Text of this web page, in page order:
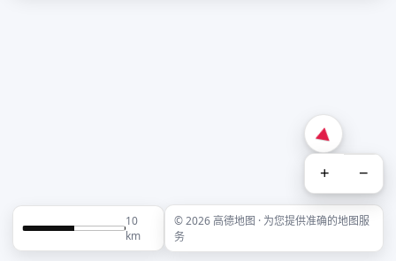
+ −
10
km
© 2026 高德地图 · 为您提供准确的地图服
务